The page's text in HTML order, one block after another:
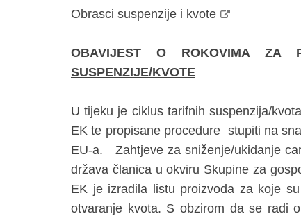
Obrasci suspenzije i kvote
OBAVIJEST O ROKOVIMA ZA
SUSPENZIJE/KVOTE
U tijeku je ciklus tarifnih suspenzija/
EK te propisane procedure stupiti na
EU-a. Zahtjeve za sniženje/ukidanje
država članica u okviru Skupine za
EK je izradila listu proizvoda za koje
otvaranje kvota. S obzirom da se radi